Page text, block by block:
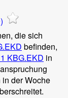
die sich
befinden,
KBG.EKD in
der Woche